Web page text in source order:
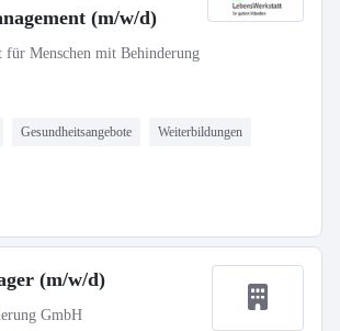
(m/w/d)
für Menschen mit Behinderung
Gesundheitsangebote Weiterbildungen
(m/w/d)
GmbH